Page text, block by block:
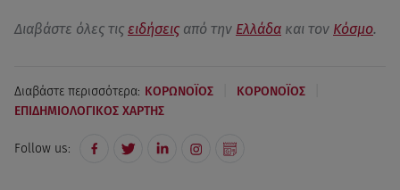
Διαβάστε όλες τις ειδήσεις από την Ελλάδα και τον Κόσμο.
Διαβάστε περισσότερα: ΚΟΡΩΝΟΪΟΣ ΚΟΡΟΝΟΪΟΣ
ΕΠΙΔΗΜΙΟΛΟΓΙΚΟΣ ΧΑΡΤΗΣ
Follow us: